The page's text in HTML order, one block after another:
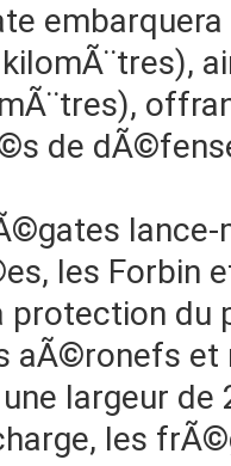
de
les Forbin
protection
aÃ©ronefs et
largeur
les